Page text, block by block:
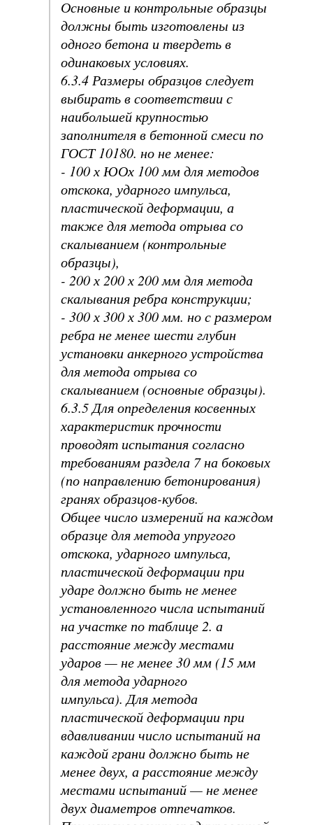
Основные и контрольные образцы
должны быть изготовлены из
одного бетона и твердеть в
одинаковых условиях.
6.3.4 Размеры образцов следует
выбирать в соответствии с
наибольшей крупностью
заполнителя в бетонной смеси по
ГОСТ 10180. но не менее:
- 100 х ЮОх 100 мм для методов
отскока, ударного импульса,
пластической деформации, а
также для метода отрыва со
скалыванием (контрольные
образцы),
- 200 х 200 х 200 мм для метода
скалывания ребра конструкции;
- 300 х 300 х 300 мм. но с размером
ребра не менее шести глубин
установки анкерного устройства
для метода отрыва со
скалыванием (основные образцы).
6.3.5 Для определения косвенных
характеристик прочности
проводят испытания согласно
требованиям раздела 7 на боковых
(по направлению бетонирования)
гранях образцов-кубов.
Общее число измерений на каждом
образце для метода упругого
отскока, ударного импульса,
пластической деформации при
ударе должно быть не менее
установленного числа испытаний
на участке по таблице 2. а
расстояние между местами
ударов — не менее 30 мм (15 мм
для метода ударного
импульса). Для метода
пластической деформации при
вдавливании число испытаний на
каждой грани должно быть не
менее двух, а расстояние между
местами испытаний — не менее
двух диаметров отпечатков.